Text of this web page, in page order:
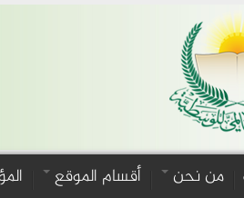
من نحن أقسام الموقع